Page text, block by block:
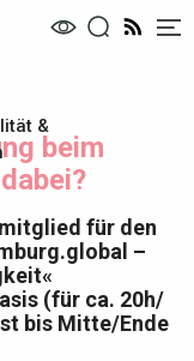
&
beim
für den
–
(für ca. 20h/
bis Mitte/Ende